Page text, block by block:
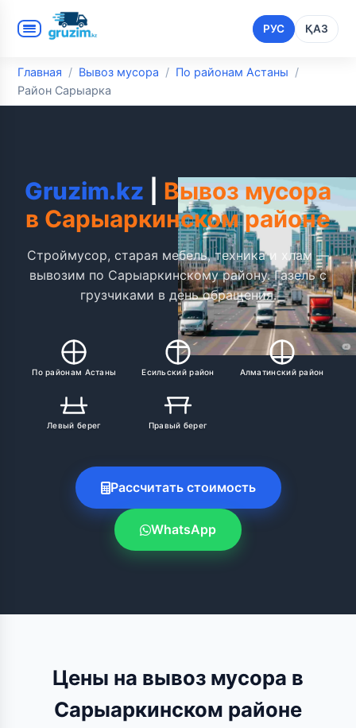
Главная Вывоз мусора
По районам Астаны
Район Сарыарка
РУС ҚАЗ
Gruzim.kz
Вывоз мусора
в Сарыаркинском районе
Строймусор, старая мебель, техника и хлам —
вывозим по Сарыаркинскому району. Газель с
грузчиками в день обращения.
По районам Астаны Есильский район Алматинский район
Левый берег Правый берег
Рассчитать стоимость
WhatsApp
Цены на вывоз мусора в
Сарыаркинском районе